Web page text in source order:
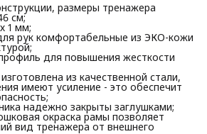
размеры тренажера
см;
1 мм;
рук комфортабельные из ЭКО-кожи
для повышения жесткости
из качественной стали,
имеют усиление - это обеспечит
надежно закрыты заглушками;
окраска рамы позволяет
вид тренажера от внешнего